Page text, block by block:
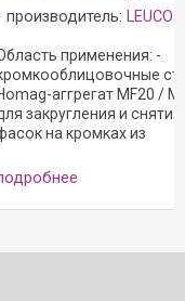
-
-
Область
Homag с
агрегатами
FF32, FF12,
скругления и/
массивной
подробнее